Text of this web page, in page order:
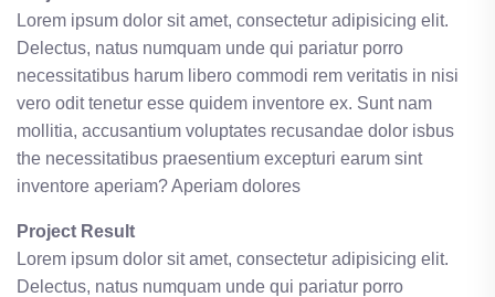
Lorem ipsum dolor sit amet, consectetur adipisicing elit.
Delectus, natus numquam unde qui pariatur porro
necessitatibus harum libero commodi rem veritatis in nisi
vero odit tenetur esse quidem inventore ex. Sunt nam
mollitia, accusantium voluptates recusandae dolor isbus
the necessitatibus praesentium excepturi earum sint
inventore aperiam? Aperiam dolores
Project Result
Lorem ipsum dolor sit amet, consectetur adipisicing elit.
Delectus, natus numquam unde qui pariatur porro